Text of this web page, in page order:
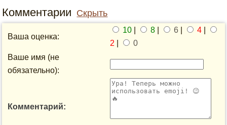
Комментарии Скрыть
Ваша оценка:
10 8 6 4
2
0
Ваше имя (не
обязательно):
Комментарий: